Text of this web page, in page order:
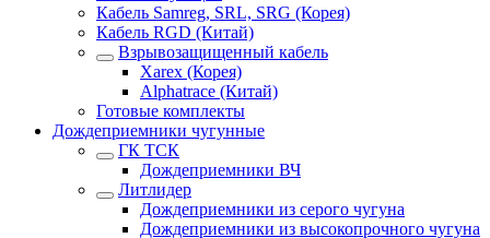
Кабель Samreg, SRL, SRG (Корея)
Кабель RGD (Китай)
Взрывозащищенный кабель
Xarex (Корея)
Alphatrace (Китай)
Готовые комплекты
Дождеприемники чугунные
ГК ТСК
Дождеприемники ВЧ
Литлидер
Дождеприемники из серого чугуна
Дождеприемники из высокопрочного чугуна